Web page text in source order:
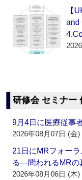
【
and
研修会 セミナー
9月4日に医療従事
2026年08月07日 (金)
21日にMRフォー
る―問われるMR
2026年08月06日 (木)